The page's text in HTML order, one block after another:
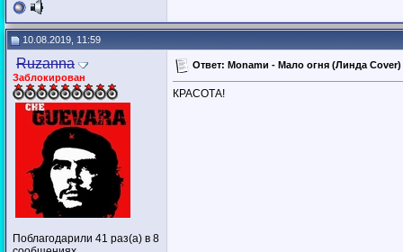
10.08.2019, 11:59
Ruzanna
Заблокирован
Поблагодарили 41 раз(а) в 8
Ответ: Monamи - Мало огня (Линда
КРАСОТА!